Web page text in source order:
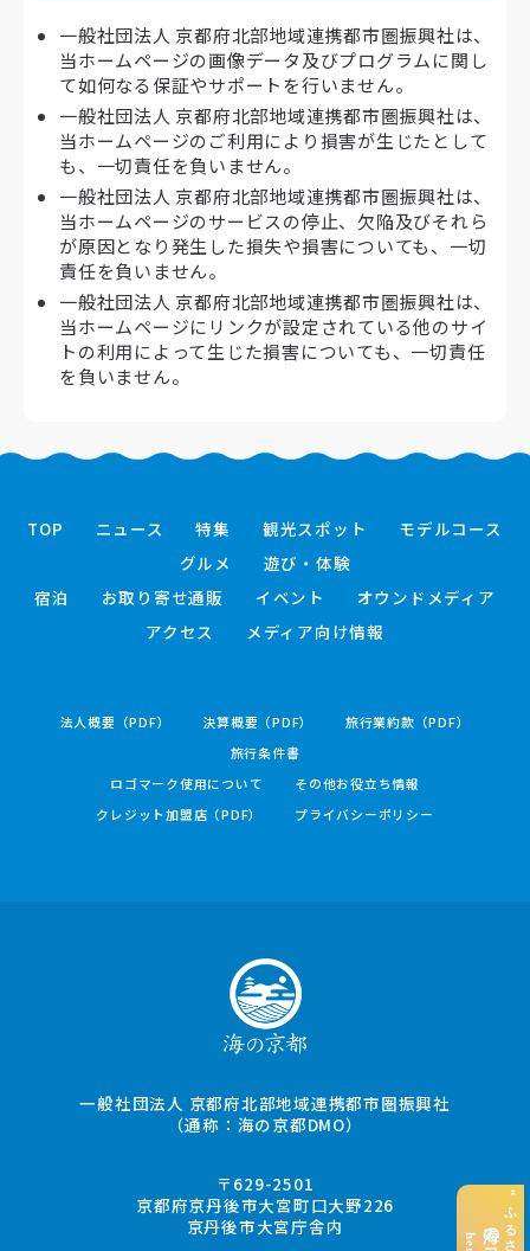
一般社団法人 京都府北部地域連携都市圏振興社は、
当ホームページの画像データ及びプログラムに関し
て如何なる保証やサポートを行いません。
一般社団法人 京都府北部地域連携都市圏振興社は、
当ホームページのご利用により損害が生じたとして
も、一切責任を負いません。
一般社団法人 京都府北部地域連携都市圏振興社は、
当ホームページのサービスの停止、欠陥及びそれら
が原因となり発生した損失や損害についても、一切
責任を負いません。
一般社団法人 京都府北部地域連携都市圏振興社は、
当ホームページにリンクが設定されている他のサイ
トの利用によって生じた損害についても、一切責任
を負いません。
TOP ニュース 特集 観光スポット
モデルコース
グルメ
遊び・体験
宿泊
お取り寄せ通販 イベント
オウンドメディア
アクセス
メディア向け情報
法人概要（PDF） 決算概要（PDF）
旅行業約款（PDF）
旅行条件書
ロゴマーク使用について
その他お役立ち情報
クレジット加盟店（PDF）
プライバシーポリシー
一般社団法人 京都府北部地域連携都市圏振興社
（通称：海の京都DMO）
〒629-2501
京都府京丹後市大宮町口大野226
京丹後市大宮庁舎内